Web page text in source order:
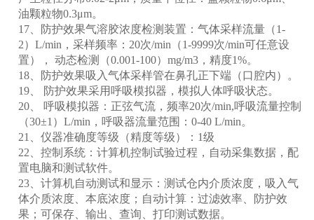
油颗粒物0.3μm。
17、防护效果气溶胶浓度检测装置：气体采样流量（1-
2）L/min，采样频率：20次/min（1-9999次/min可任意设
置）， 动态检测（0.001-100）mg/m3，精度1%。
18、防护效果吸入气体采样管在鼻孔正下端（口腔内）。
19、 防护效果采用呼吸模拟器，模拟人体呼吸状态。
20、 呼吸模拟器：正弦气流，频率20次/min,呼吸流量控制
（30±1）L/min，呼吸器流量范围：0-40 L/min。
21、仪器准确度等级（精度等级）：1级
22、控制系统：计算机控制试验过程，自动采集数据，配
置电脑和测试软件。
23、计算机自动测试和显示：测试仓内介质浓度，吸入气
体介质浓度、本底浓度；自动计算：过滤效率、防护效
果；可保存、输出、查询、打印测试数据。